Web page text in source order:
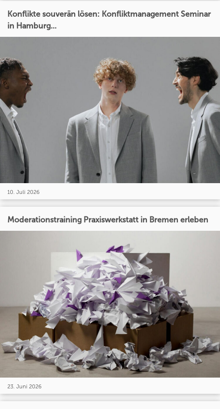
Konflikte souverän lösen: Konfliktmanagement Seminar
in Hamburg...
10. Juli 2026
Moderationstraining Praxiswerkstatt in Bremen erleben
23. Juni 2026